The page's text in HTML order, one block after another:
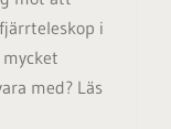
i
med? Läs